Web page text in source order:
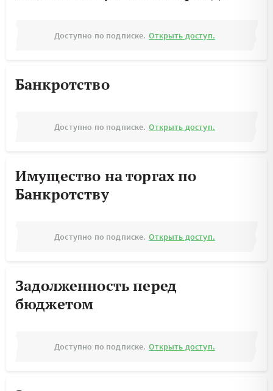
Доступно по подписке. Открыть доступ.
Банкротство
Доступно по подписке. Открыть доступ.
Имущество на торгах по
Банкротству
Доступно по подписке. Открыть доступ.
Задолженность перед
бюджетом
Доступно по подписке. Открыть доступ.